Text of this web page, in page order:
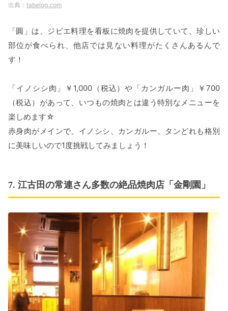
tabelog.com
「圓」は、ジビエ料理を看板に焼肉を提供していて、珍しい
部位が食べられ、他店では見ない料理がたくさんあるんで
す！
「イノシシ肉」￥1,000（税込）や「カンガルー肉」￥700
（税込）があって、いつもの焼肉とは違う特別なメニューを
楽しめます☆
赤身肉がメインで、イノシシ、カンガルー、タンどれも格別
に美味しいので1度挑戦してみましょう！
7. 江古田の常連さん多数の絶品焼肉店「金剛園」